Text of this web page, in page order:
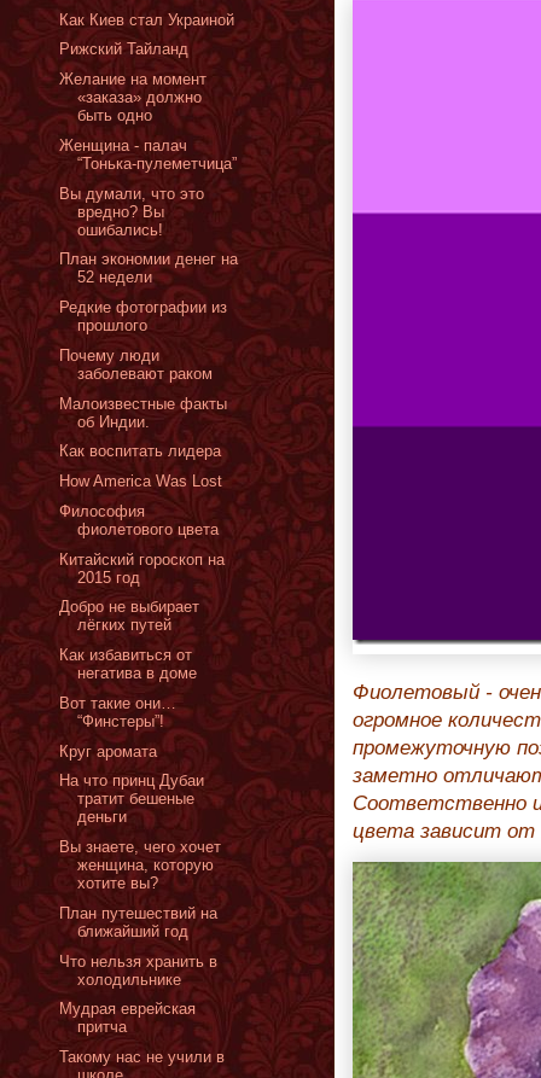
Фиолетовый -
огромное
промежуточную
заметно
Соответственно
цвета зависит от
Как Киев стал Украиной
Рижский Тайланд
Желание на момент
«заказа» должно
быть одно
Женщина - палач
“Тонька-пулеметчица”
Вы думали, что это
вредно? Вы
ошибались!
План экономии денег на
52 недели
Редкие фотографии из
прошлого
Почему люди
заболевают раком
Малоизвестные факты
об Индии.
Как воспитать лидера
How America Was Lost
Философия
фиолетового цвета
Китайский гороскоп на
2015 год
Добро не выбирает
лёгких путей
Как избавиться от
негатива в доме
Вот такие они…
“Финстеры”!
Круг аромата
На что принц Дубаи
тратит бешеные
деньги
Вы знаете, чего хочет
женщина, которую
хотите вы?
План путешествий на
ближайший год
Что нельзя хранить в
холодильнике
Мудрая еврейская
притча
Такому нас не учили в